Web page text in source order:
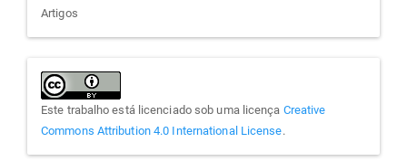
Artigos
Este trabalho está licenciado sob uma licença Creative
Commons Attribution 4.0 International License.